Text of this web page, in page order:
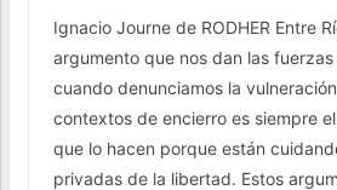
Ignacio Journe de RODHER Entre
argumento que nos dan las
cuando denunciamos la
contextos de encierro es siempre
que lo hacen porque están
privadas de la libertad. Estos